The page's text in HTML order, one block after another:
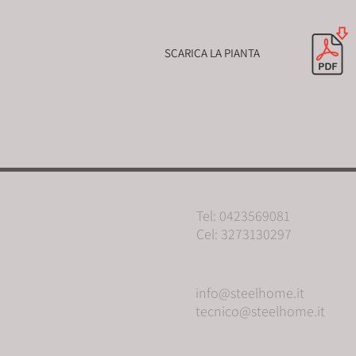
SCARICA LA PIANTA
Tel: 0423569081
Cel: 3273130297
info@steelhome.it
tecnico@steelhome.it